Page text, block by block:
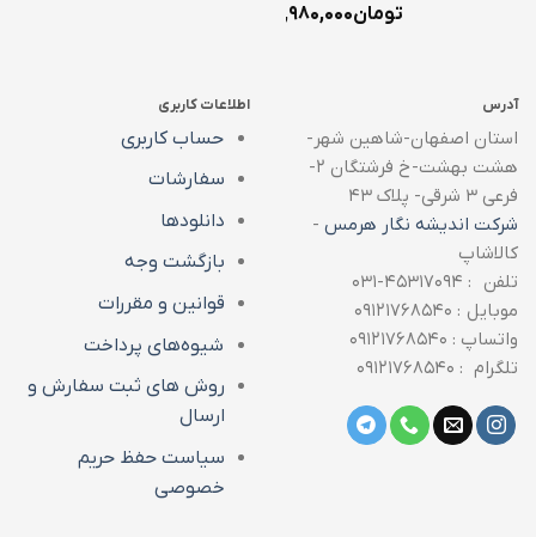
تومان۱,۹۸۰,۰۰۰
آدرس
استان اصفهان-شاهین شهر-
هشت بهشت-خ فرشتگان ۲-
فرعی ۳ شرقی- پلاک ۴۳
شرکت اندیشه نگار هرمس -
کالاشاپ
تلفن : ۴۵۳۱۷۰۹۴-۰۳۱
موبایل : ۰۹۱۲۱۷۶۸۵۴۰
واتساپ : ۰۹۱۲۱۷۶۸۵۴۰
تلگرام : ۰۹۱۲۱۷۶۸۵۴۰
اطلاعات کاربری
حساب کاربری
سفارشات
دانلودها
بازگشت وجه
قوانین و مقررات
شیوه‌های پرداخت
روش های ثبت سفارش و
ارسال
سیاست حفظ حریم
خصوصی